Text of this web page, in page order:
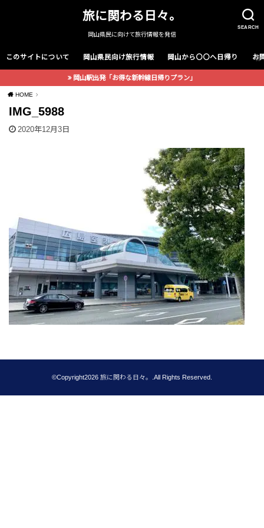
SEARCH
旅に関わる日々。
岡山県民に向けて旅行情報を発信
このサイトについて 岡山県民向け旅行情報 岡山から〇〇へ日帰り お
岡山駅出発「お得な新幹線日帰りプラン」
HOME
IMG_5988
2020年12月3日
©Copyright2026 旅に関わる日々。 .All Rights Reserved.